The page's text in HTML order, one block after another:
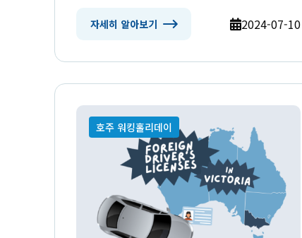
자세히 알아보기 2024-07-10
호주 워킹홀리데이